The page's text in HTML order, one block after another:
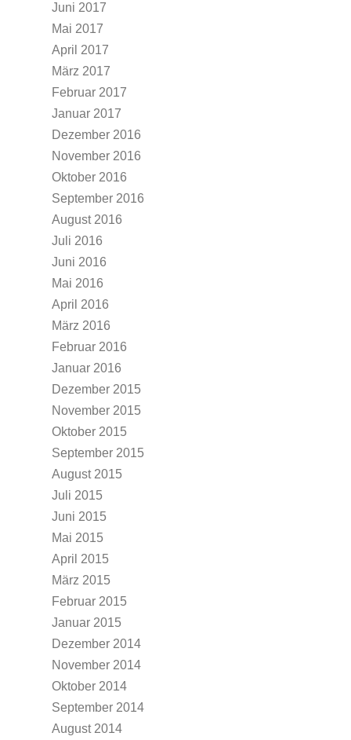
Juni 2017
Mai 2017
April 2017
März 2017
Februar 2017
Januar 2017
Dezember 2016
November 2016
Oktober 2016
September 2016
August 2016
Juli 2016
Juni 2016
Mai 2016
April 2016
März 2016
Februar 2016
Januar 2016
Dezember 2015
November 2015
Oktober 2015
September 2015
August 2015
Juli 2015
Juni 2015
Mai 2015
April 2015
März 2015
Februar 2015
Januar 2015
Dezember 2014
November 2014
Oktober 2014
September 2014
August 2014